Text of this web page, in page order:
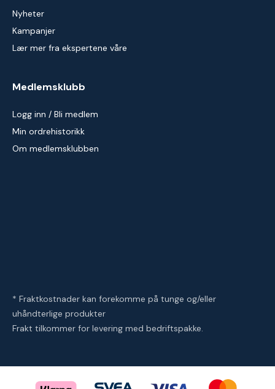
Nyheter
Kampanjer
Lær mer fra ekspertene våre
Medlemsklubb
Logg inn / Bli medlem
Min ordrehistorikk
Om medlemsklubben
* Fraktkostnader kan forekomme på tunge og/eller
uhåndterlige produkter
Frakt tilkommer for levering med bedriftspakke.